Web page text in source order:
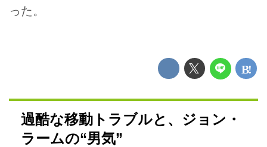
った。
過酷な移動トラブルと、ジョン・
ラームの“男気”